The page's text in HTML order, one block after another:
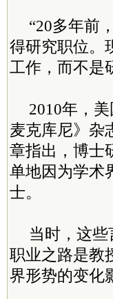
“20多年前
得研究职位。
工作，而不是
2010年，
麦克库尼》杂
章指出，博士
单地因为学术
士。
当时，这
职业之路是教
界形势的变化